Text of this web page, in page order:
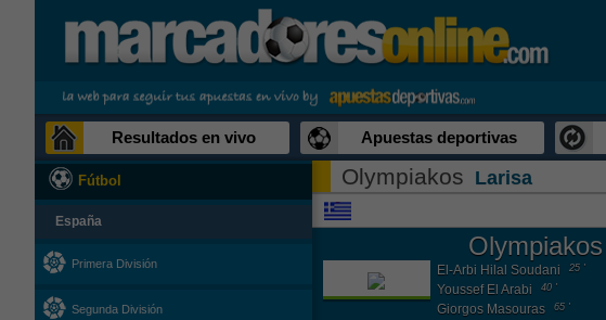
Resultados en vivo Apuestas deportivas
Fútbol
España
Primera División
Segunda División
Olympiakos Larisa
Olympiakos
El-Arbi Hilal Soudani 25 '
Youssef El Arabi 40 '
Giorgos Masouras 65 '